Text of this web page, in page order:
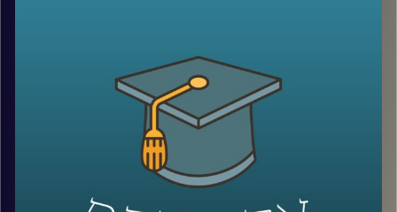
ליבאי חוקר את תופעת ההמלצות מפה לאוזן:
עד כמה משפיעה עלינו המלצה של קרוב? האם
ניתן להשתמש בזה עבור תכנון האסטרטגיה
השיווקית של חברות? ולאן מוביל אותנו העולם
השיווקי החכם והמדויק הזה
?
קרדיט תמונות: AudioVersity